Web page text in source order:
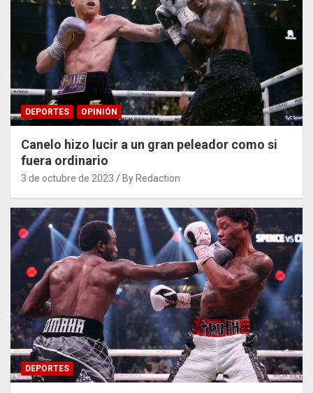
DEPORTES OPINIÓN
Canelo hizo lucir a un gran peleador como si
fuera ordinario
3 de octubre de 2023 By Redaction
DEPORTES